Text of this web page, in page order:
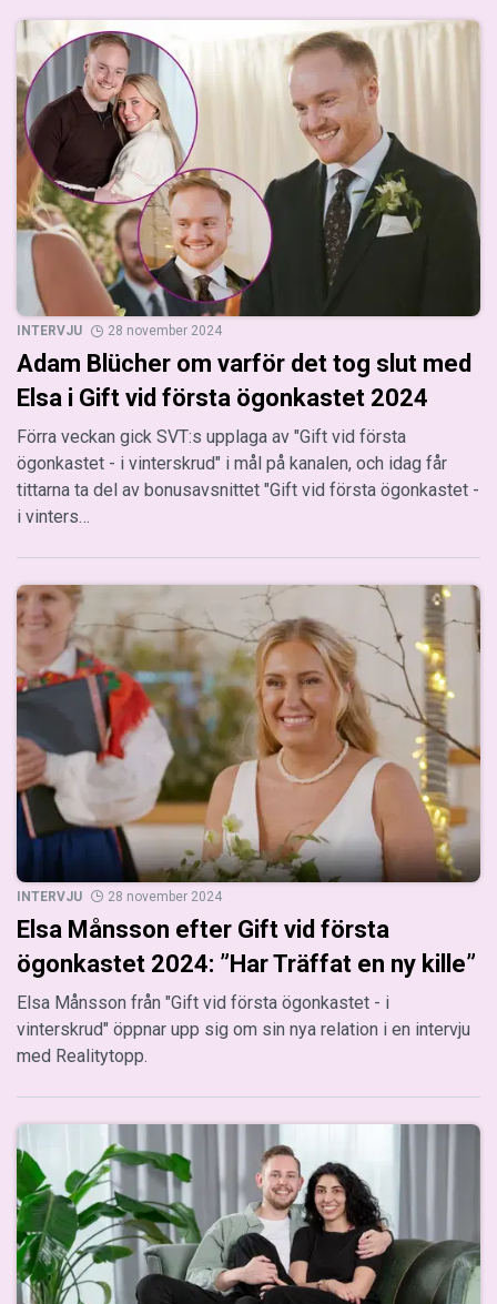
INTERVJU 28 november 2024
Adam Blücher om varför det tog slut med
Elsa i Gift vid första ögonkastet 2024
Förra veckan gick SVT:s upplaga av "Gift vid första
ögonkastet - i vinterskrud" i mål på kanalen, och idag får
tittarna ta del av bonusavsnittet "Gift vid första ögonkastet -
i vinters…
INTERVJU 28 november 2024
Elsa Månsson efter Gift vid första
ögonkastet 2024: ”Har Träffat en ny kille”
Elsa Månsson från "Gift vid första ögonkastet - i
vinterskrud" öppnar upp sig om sin nya relation i en intervju
med Realitytopp.